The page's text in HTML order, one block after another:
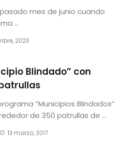
mes de junio cuando
...
2023
Blindado” con
“Municipios Blindados”
de 350 patrullas de ...
13 marzo, 2017